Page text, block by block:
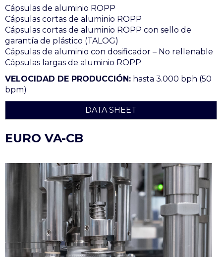
Cápsulas de aluminio ROPP
Cápsulas cortas de aluminio ROPP
Cápsulas cortas de aluminio ROPP con sello de
garantía de plástico (TALOG)
Cápsulas de aluminio con dosificador – No rellenable
Cápsulas largas de aluminio ROPP
VELOCIDAD DE PRODUCCIÓN: hasta 3.000 bph (50
bpm)
DATA SHEET
EURO VA-CB